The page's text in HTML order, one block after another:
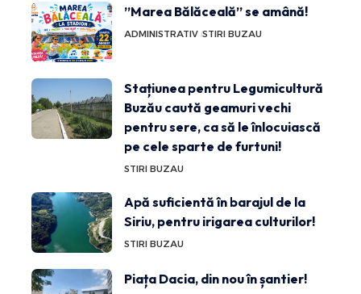
”Marea Bălăceală” se amână!
ADMINISTRATIV STIRI BUZAU
Stațiunea pentru Legumicultură
Buzău caută geamuri vechi
pentru sere, ca să le înlocuiască
pe cele sparte de furtuni!
STIRI BUZAU
Apă suficientă în barajul de la
Siriu, pentru irigarea culturilor!
STIRI BUZAU
Piața Dacia, din nou în șantier!